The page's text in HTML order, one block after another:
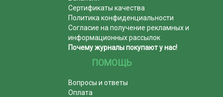
Сертификаты качества
Политика конфиденциальности
Согласие на получение рекламных и
информационных рассылок
Почему журналы покупают у нас!
ПОМОЩЬ
Вопросы и ответы
Оплата